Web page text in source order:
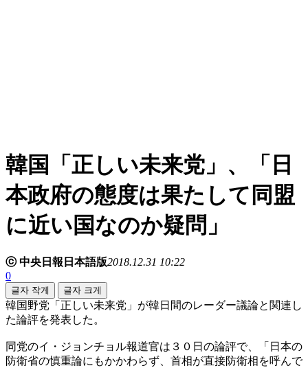
韓国「正しい未来党」、「日
本政府の態度は果たして同盟
に近い国なのか疑問」
ⓒ 中央日報日本語版2018.12.31 10:22
0
글자 작게 글자 크게
韓国野党「正しい未来党」が韓日間のレーダー議論と関連し
た論評を発表した。
同党のイ・ジョンチョル報道官は３０日の論評で、「日本の
防衛省の慎重論にもかかわらず、首相が直接防衛相を呼んで